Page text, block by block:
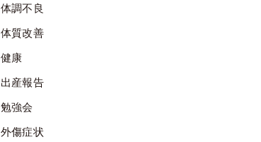
体調不良
体質改善
健康
出産報告
勉強会
外傷症状